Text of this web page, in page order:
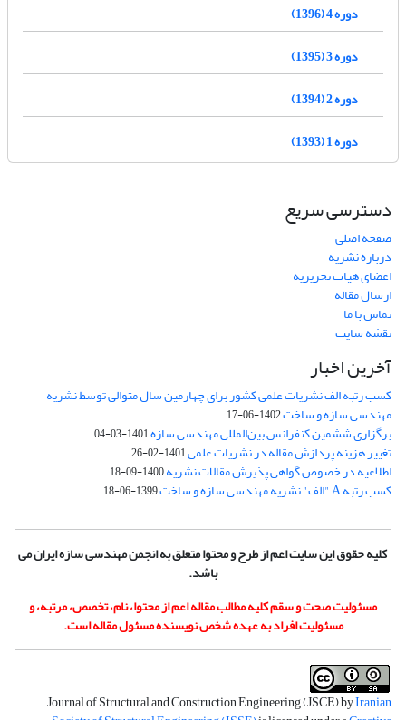
دوره 4 (1396)
دوره 3 (1395)
دوره 2 (1394)
دوره 1 (1393)
دسترسی سریع
صفحه اصلی
درباره نشریه
اعضای هیات تحریریه
ارسال مقاله
تماس با ما
نقشه سایت
آخرین اخبار
کسب رتبه الف نشریات علمی کشور برای چهارمین سال متوالی توسط نشریه
مهندسی سازه و ساخت1402-06-17
برگزاری ششمین کنفرانس بین‌المللی مهندسی سازه1401-03-04
تغییر هزینه پردازش مقاله در نشریات علمی1401-02-26
اطلاعیه در خصوص گواهی پذیرش مقالات نشریه1400-09-18
کسب رتبه A "الف" نشریه مهندسی سازه و ساخت 1399-06-18
کلیه حقوق این سایت اعم از طرح و محتوا متعلق به انجمن مهندسی سازه ایران می
باشد.
مسئولیت صحت و سقم کلیه مطالب مقاله اعم از محتوا، نام، تخصص، مرتبه، و
مسئولیت افراد به عهده شخص نویسنده مسئول مقاله است.
Journal of Structural and Construction Engineering (JSCE) byIranian